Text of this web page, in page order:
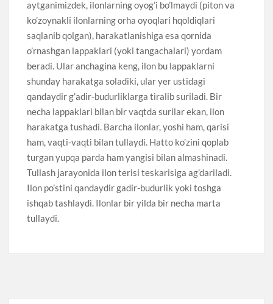
aytganimizdek, ilonlarning oyog’i bo’lmaydi (piton va
ko’zoynakli ilonlarning orha oyoqlari hqoldiqlari
saqlanib qolgan), harakatlanishiga esa qornida
o’rnashgan lappaklari (yoki tangachalari) yordam
beradi. Ular anchagina keng, ilon bu lappaklarni
shunday harakatga soladiki, ular yer ustidagi
qandaydir g’adir-budurliklarga tiralib suriladi. Bir
necha lappaklari bilan bir vaqtda surilar ekan, ilon
harakatga tushadi. Barcha ilonlar, yoshi ham, qarisi
ham, vaqti-vaqti bilan tullaydi. Hatto ko’zini qoplab
turgan yupqa parda ham yangisi bilan almashinadi.
Tullash jarayonida ilon terisi teskarisiga ag’dariladi.
Ilon po’stini qandaydir gadir-budurlik yoki toshga
ishqab tashlaydi. Ilonlar bir yilda bir necha marta
tullaydi.